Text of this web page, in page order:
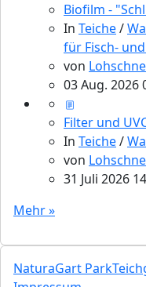
Biofilm -
In Teiche/
für Fisch-
von
03 Aug. 2026
Filter und
In Teiche/
von
31 Juli 2026
Mehr »
NaturaGart Park